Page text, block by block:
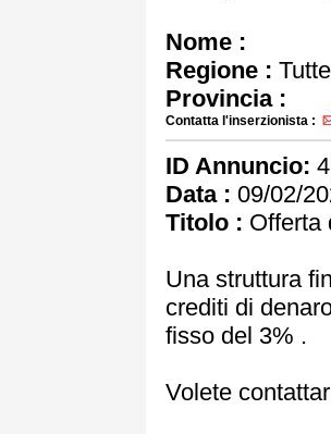
Nome :
Regione :
Provincia :
Contatta l'inserzionista :
ID Annuncio:
Data : 09/02/
Titolo : Offerta
Una struttura
crediti di
fisso del 3% .
Volete